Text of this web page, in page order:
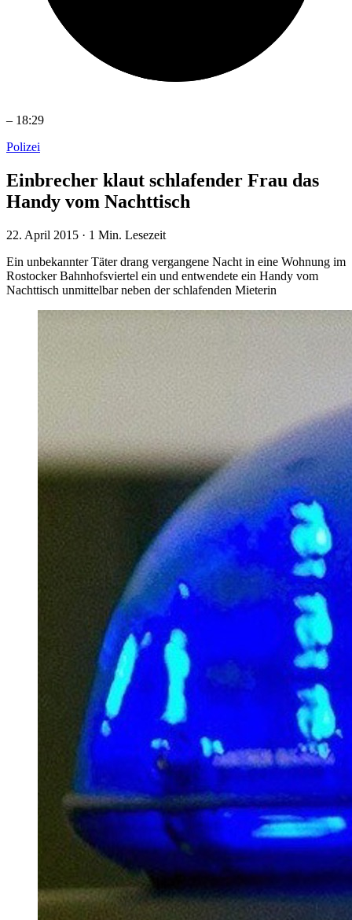
– 18:29
Polizei
Einbrecher klaut schlafender Frau das
Handy vom Nachttisch
22. April 2015 · 1 Min. Lesezeit
Ein unbekannter Täter drang vergangene Nacht in eine Wohnung im
Rostocker Bahnhofsviertel ein und entwendete ein Handy vom
Nachttisch unmittelbar neben der schlafenden Mieterin